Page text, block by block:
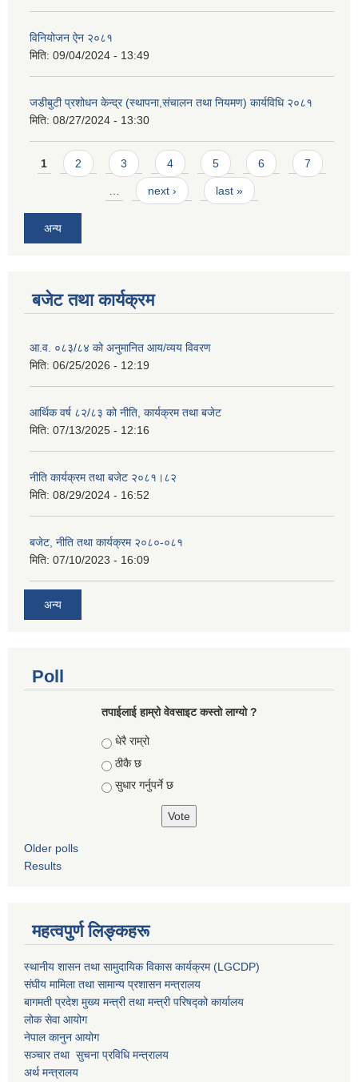
विनियोजन ऐन २०८१
मिति: 09/04/2024 - 13:49
जडीबुटी प्रशोधन केन्द्र (स्थापना,संचालन तथा नियमण) कार्यविधि २०८१
मिति: 08/27/2024 - 13:30
Pages
1 2 3 4 5 6 7
… next › last »
अन्य
बजेट तथा कार्यक्रम
आ.व. ०८३/८४ को अनुमानित आय/व्यय विवरण
मिति: 06/25/2026 - 12:19
आर्थिक वर्ष ८२/८३ को नीति, कार्यक्रम तथा बजेट
मिति: 07/13/2025 - 12:16
नीति कार्यक्रम तथा बजेट २०८१।८२
मिति: 08/29/2024 - 16:52
बजेट, नीति तथा कार्यक्रम २०८०-०८१
मिति: 07/10/2023 - 16:09
अन्य
Poll
तपाईलाई हाम्रो वेवसाइट कस्ताे लाग्याे ?
Choices
धेरै राम्रो
ठीकै छ
सुधार गर्नुपर्ने छ
Older polls
Results
महत्वपुर्ण लिङ्कहरू
स्थानीय शासन तथा सामुदायिक विकास कार्यक्रम (LGCDP)
संघीय मामिला तथा सामान्य प्रशासन मन्त्रालय
बागमती प्रदेश मुख्य मन्त्री तथा मन्त्री परिषद्को कार्यालय
लोक सेवा आयोग
नेपाल कानुन आयोग
सञ्चार तथा सुचना प्रविधि मन्त्रालय
अर्थ मन्त्रालय